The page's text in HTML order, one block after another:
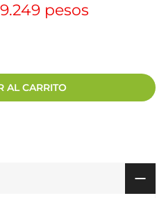
pesos
AL CARRITO